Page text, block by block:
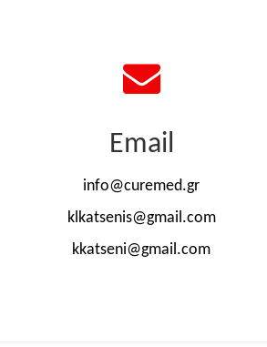
Email
info@curemed.gr
klkatsenis@gmail.com
kkatseni@gmail.com